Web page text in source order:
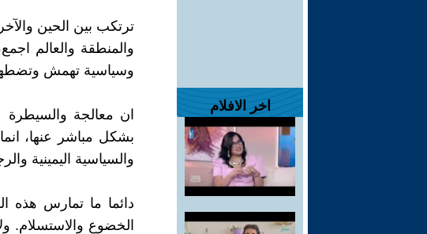
اخر الافلام
ترتكب بين الحين
والمنطقة والعالم
وسياسية تهمش
ان معالجة والسيطرة
بشكل مباشر عنها،
والسياسية اليمينية
دائما ما تمارس هذه
الخضوع والاستسلام.